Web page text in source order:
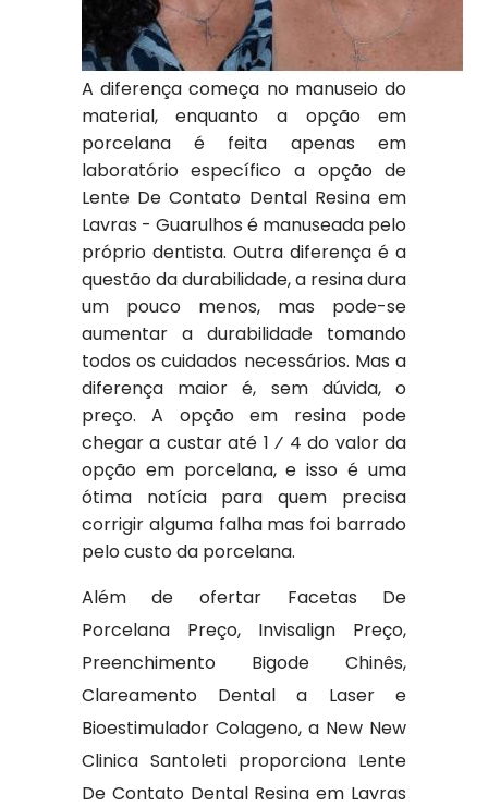
A diferença começa no manuseio do
material, enquanto a opção em
porcelana é feita apenas em
laboratório específico a opção de
Lente De Contato Dental Resina em
Lavras - Guarulhos é manuseada pelo
próprio dentista. Outra diferença é a
questão da durabilidade, a resina dura
um pouco menos, mas pode-se
aumentar a durabilidade tomando
todos os cuidados necessários. Mas a
diferença maior é, sem dúvida, o
preço. A opção em resina pode
chegar a custar até 1 ⁄ 4 do valor da
opção em porcelana, e isso é uma
ótima notícia para quem precisa
corrigir alguma falha mas foi barrado
pelo custo da porcelana.
Além de ofertar Facetas De
Porcelana Preço, Invisalign Preço,
Preenchimento Bigode Chinês,
Clareamento Dental a Laser e
Bioestimulador Colageno, a New New
Clinica Santoleti proporciona Lente
De Contato Dental Resina em Lavras